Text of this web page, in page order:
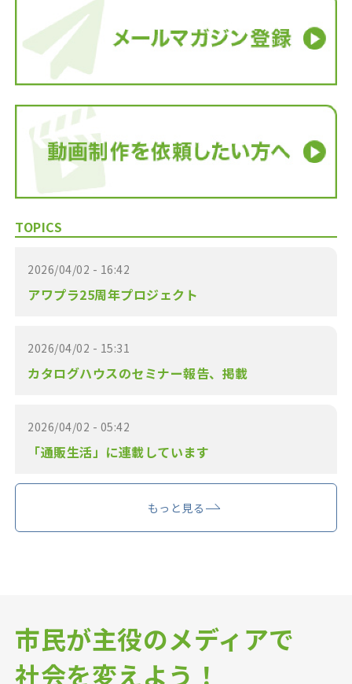
TOPICS
2026/04/02 - 16:42
アワプラ25周年プロジェクト
2026/04/02 - 15:31
カタログハウスのセミナー報告、掲載
2026/04/02 - 05:42
「通販生活」に連載しています
もっと見る
市民が主役のメディアで
社会を変えよう！